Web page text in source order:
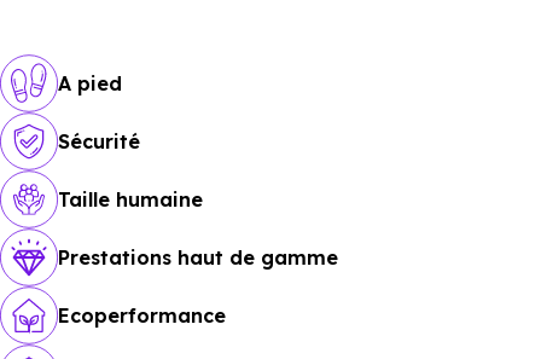
A pied
Sécurité
Taille humaine
Prestations haut de gamme
Ecoperformance